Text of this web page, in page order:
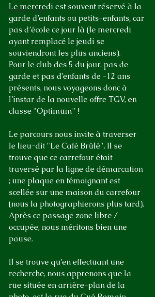
Sorties club
Le mercredi est souvent réservé à la
garde d’enfants ou petits-enfants, car
pas d’école ce jour là (le mercredi
ayant remplacé le jeudi se
souviendront les plus anciens).
Pour le club des 5 du jour, pas de
garde et pas d’enfants de -12 ans
présents, nous voyageons donc à
l’instar de la nouvelle offre TGV, en
classe "Optimum" !
Le parcours nous invite à traverser
le lieu-dit "Le Café Brûlé". Il se
trouve que ce carrefour était
traversé par la ligne de démarcation
; une plaque en témoignant est
scellée sur une maison du carrefour
(nous la photographierons plus tard).
Après ce passage zone libre /
occupée, nous méritons bien une
pause.
Il se trouve qu’en effectuant une
recherche, nous apprenons que la
rue située en arrière-plan de la